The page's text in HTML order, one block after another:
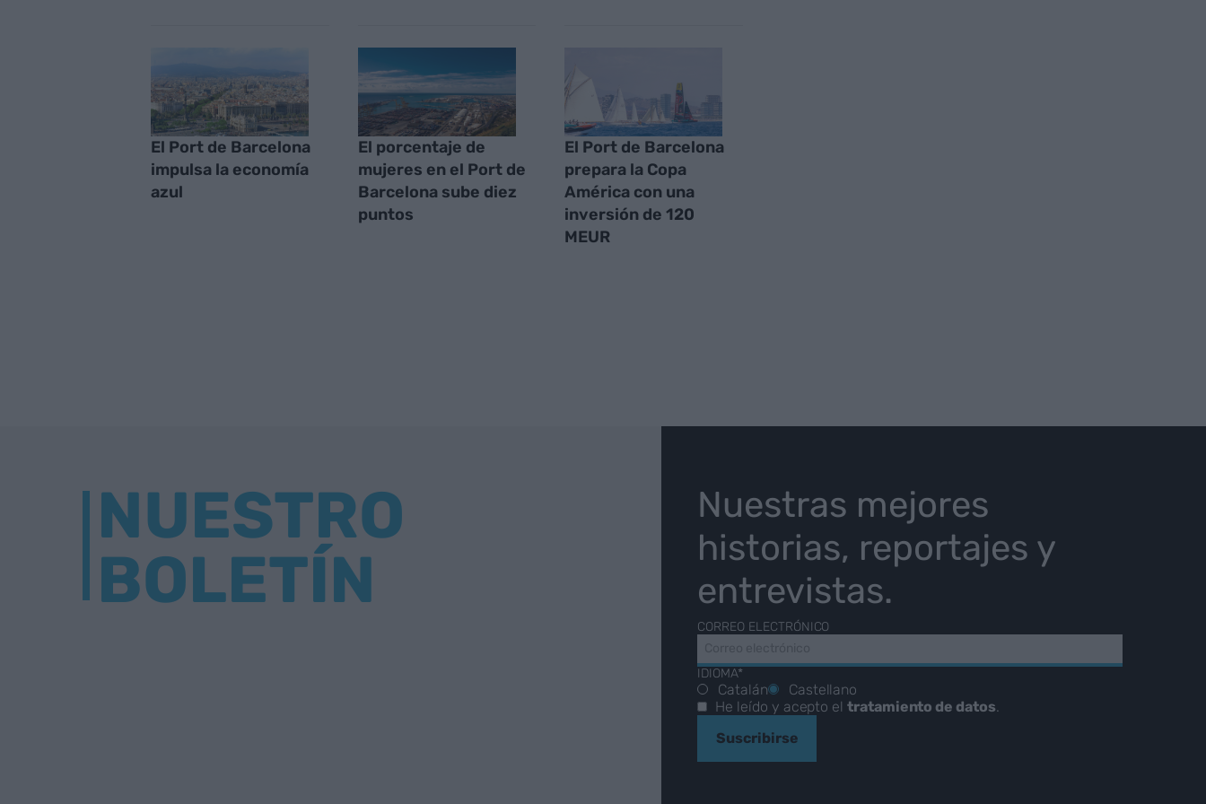
El Port de Barcelona
impulsa la economía
azul
El porcentaje de
mujeres en el Port de
Barcelona sube diez
puntos
El Port de Barcelona
prepara la Copa
América con una
inversión de 120
MEUR
NUESTRO
BOLETÍN
Nuestras mejores
historias, reportajes y
entrevistas.
CORREO ELECTRÓNICO
IDIOMA*
Catalán
Castellano
He leído y acepto eltratamiento de datos.
Suscribirse